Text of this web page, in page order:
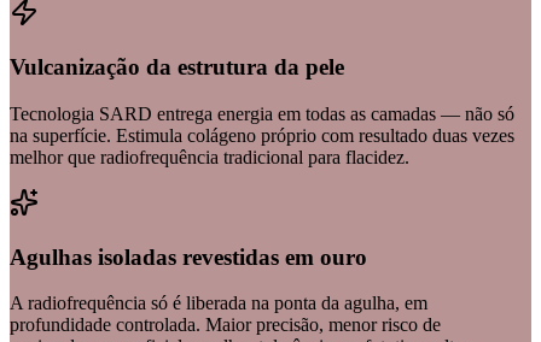
Vulcanização da estrutura da pele
Tecnologia SARD entrega energia em todas as camadas — não só
na superfície. Estimula colágeno próprio com resultado duas vezes
melhor que radiofrequência tradicional para flacidez.
Agulhas isoladas revestidas em ouro
A radiofrequência só é liberada na ponta da agulha, em
profundidade controlada. Maior precisão, menor risco de